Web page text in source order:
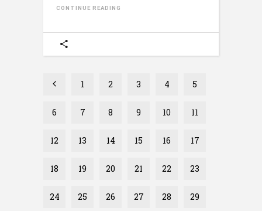
CONTINUE READING
1 2 3 4 5
6 7 8 9 10 11
12 13 14 15 16 17
18 19 20 21 22 23
24 25 26 27 28 29